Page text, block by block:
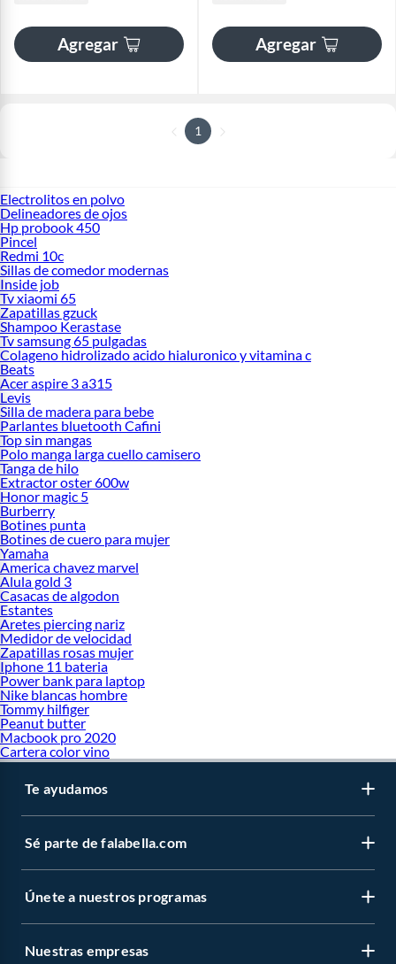
Agregar Agregar
1
Electrolitos en polvo
Delineadores de ojos
Hp probook 450
Pincel
Redmi 10c
Sillas de comedor modernas
Inside job
Tv xiaomi 65
Zapatillas gzuck
Shampoo Kerastase
Tv samsung 65 pulgadas
Colageno hidrolizado acido hialuronico y vitamina c
Beats
Acer aspire 3 a315
Levis
Silla de madera para bebe
Parlantes bluetooth Cafini
Top sin mangas
Polo manga larga cuello camisero
Tanga de hilo
Extractor oster 600w
Honor magic 5
Burberry
Botines punta
Botines de cuero para mujer
Yamaha
America chavez marvel
Alula gold 3
Casacas de algodon
Estantes
Aretes piercing nariz
Medidor de velocidad
Zapatillas rosas mujer
Iphone 11 bateria
Power bank para laptop
Nike blancas hombre
Tommy hilfiger
Peanut butter
Macbook pro 2020
Cartera color vino
Te ayudamos
Sé parte de falabella.com
Únete a nuestros programas
Nuestras empresas